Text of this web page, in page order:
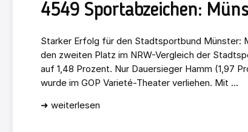
4549 Sportabzeichen:
Starker Erfolg für den Stadtsportbund Münster:
den zweiten Platz im NRW-Vergleich der
auf 1,48 Prozent. Nur Dauersieger Hamm (1,97
wurde im GOP Varieté-Theater verliehen. Mit ...
➜ weiterlesen